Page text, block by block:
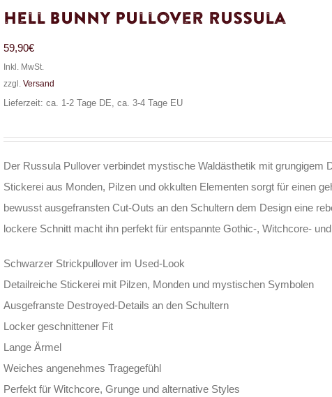
Hell Bunny Pullover Russula
59,90€
Inkl. MwSt.
zzgl. Versand
Lieferzeit: ca. 1-2 Tage DE, ca. 3-4 Tage EU
Der Russula Pullover verbindet mystische Waldästhetik mit grungigem
Stickerei aus Monden, Pilzen und okkulten Elementen sorgt für einen
bewusst ausgefransten Cut-Outs an den Schultern dem Design eine
lockere Schnitt macht ihn perfekt für entspannte Gothic-, Witchcore-
Schwarzer Strickpullover im Used-Look
Detailreiche Stickerei mit Pilzen, Monden und mystischen Symbolen
Ausgefranste Destroyed-Details an den Schultern
Locker geschnittener Fit
Lange Ärmel
Weiches angenehmes Tragegefühl
Perfekt für Witchcore, Grunge und alternative Styles